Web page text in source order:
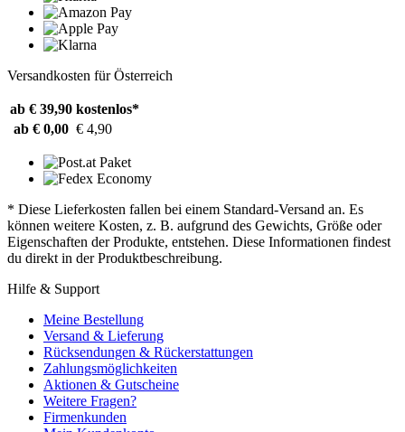
Versandkosten für Österreich
ab € 39,90 kostenlos*
ab € 0,00 € 4,90
* Diese Lieferkosten fallen bei einem Standard-Versand an. Es
können weitere Kosten, z. B. aufgrund des Gewichts, Größe oder
Eigenschaften der Produkte, entstehen. Diese Informationen findest
du direkt in der Produktbeschreibung.
Hilfe & Support
Meine Bestellung
Versand & Lieferung
Rücksendungen & Rückerstattungen
Zahlungsmöglichkeiten
Aktionen & Gutscheine
Weitere Fragen?
Firmenkunden